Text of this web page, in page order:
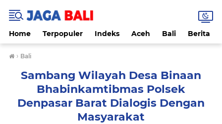
Home Terpopuler Indeks Aceh Bali Berita
› Bali
Sambang Wilayah Desa Binaan
Bhabinkamtibmas Polsek
Denpasar Barat Dialogis Dengan
Masyarakat